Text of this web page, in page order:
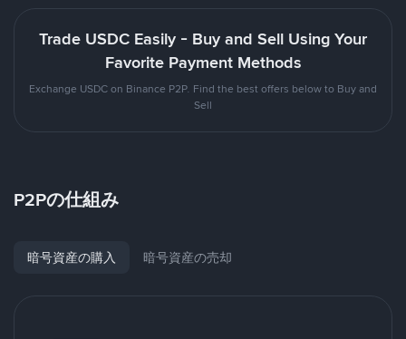
Trade USDC Easily - Buy and Sell Using Your
Favorite Payment Methods
Exchange USDC on Binance P2P. Find the best offers below to Buy and
Sell
P2Pの仕組み
暗号資産の購入 暗号資産の売却